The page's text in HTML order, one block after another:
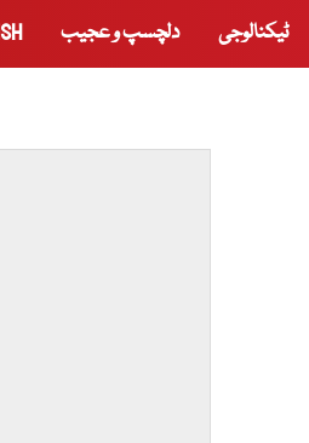
ٹیکنالوجی دلچسپ و عجیب